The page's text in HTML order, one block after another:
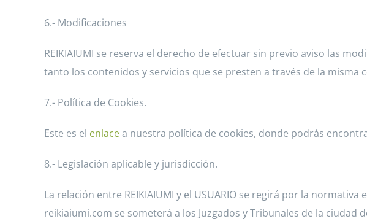
6.- Modificaciones
REIKIAIUMI se reserva el derecho de efectuar sin previo aviso las
tanto los contenidos y servicios que se presten a través de la
7.- Política de Cookies.
Este es el enlacea nuestra política de cookies, donde podrás
8.- Legislación aplicable y jurisdicción.
La relación entre REIKIAIUMI y el USUARIO se regirá por la
reikiaiumi.com se someterá a los Juzgados y Tribunales de la